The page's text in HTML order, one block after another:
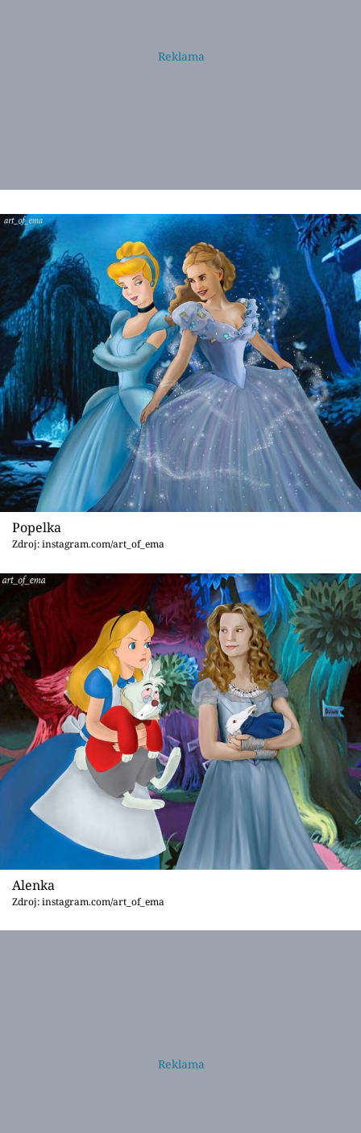
Popelka
Zdroj: instagram.com/art_of_ema
Alenka
Zdroj: instagram.com/art_of_ema